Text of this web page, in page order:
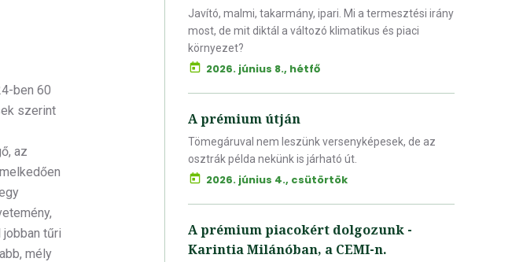
ben 60
szerint
az
tűri
mély
Javító, malmi, takarmány, ipari. Mi a termesztési irány
most, de mit diktál a változó klimatikus és piaci
környezet?
2026. június 8., hétfő
A prémium útján
Tömegáruval nem leszünk versenyképesek, de az
osztrák példa nekünk is járható út.
2026. június 4., csütörtök
A prémium piacokért dolgozunk -
Karintia Milánóban, a CEMI-n.